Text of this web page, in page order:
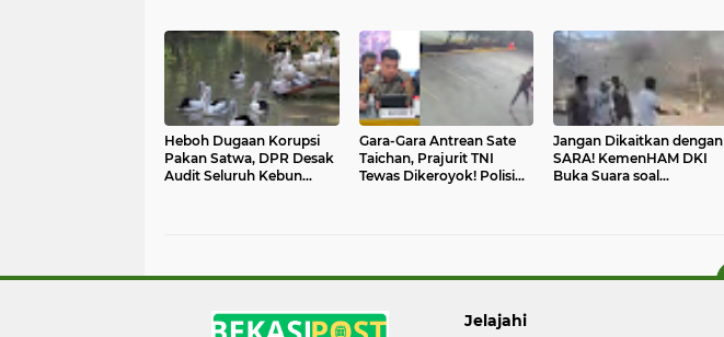
Heboh Dugaan Korupsi
Pakan Satwa, DPR Desak
Audit Seluruh Kebun
Gara-Gara Antrean Sate
Taichan, Prajurit TNI
Tewas Dikeroyok! Polisi
Jangan Dikaitkan dengan
SARA! KemenHAM DKI
Buka Suara soal
Jelajahi